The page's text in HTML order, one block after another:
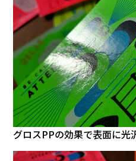
グロスPPの効果で表面に光